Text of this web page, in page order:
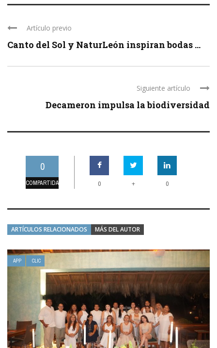
Artículo previo
Canto del Sol y NaturLeón inspiran bodas ...
Siguiente artículo
Decameron impulsa la biodiversidad
0
COMPARTIDAS 0 + 0
ARTÍCULOS RELACIONADOS MÁS DEL AUTOR
APP CLIC